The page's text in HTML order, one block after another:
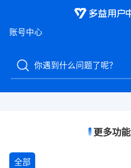
账号中心
你遇到什么问题了呢？
更多功能
全部